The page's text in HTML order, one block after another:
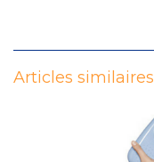
Articles similaires